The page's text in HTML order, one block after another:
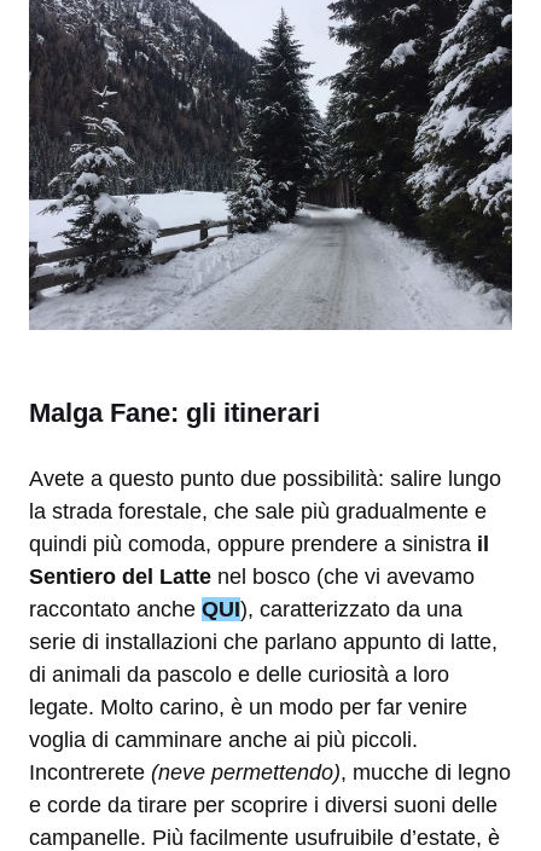
Malga Fane: gli itinerari
Avete a questo punto due possibilità: salire lungo
la strada forestale, che sale più gradualmente e
quindi più comoda, oppure prendere a sinistra il
Sentiero del Latte nel bosco (che vi avevamo
raccontato anche QUI), caratterizzato da una
serie di installazioni che parlano appunto di latte,
di animali da pascolo e delle curiosità a loro
legate. Molto carino, è un modo per far venire
voglia di camminare anche ai più piccoli.
Incontrerete (neve permettendo), mucche di legno
e corde da tirare per scoprire i diversi suoni delle
campanelle. Più facilmente usufruibile d’estate, è